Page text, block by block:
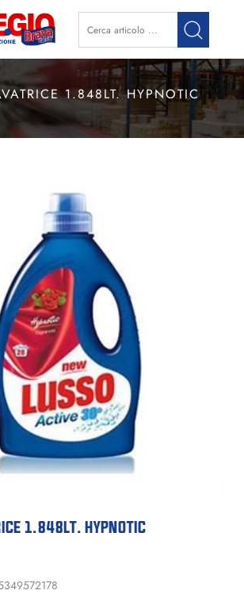
1.848LT. HYPNOTIC
1.848LT. HYPNOTIC